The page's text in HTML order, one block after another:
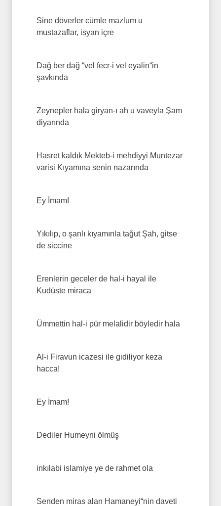
Sine döverler cümle mazlum u
mustazaflar, isyan içre
Dağ ber dağ “vel fecr-i vel eyalin“in
şavkında
Zeynepler hala giryan-ı ah u vaveyla Şam
diyarında
Hasret kaldık Mekteb-i mehdiyyi Muntezar
varisi Kıyamına senin nazarında
Ey İmam!
Yıkılıp, o şanlı kıyamınla tağut Şah, gitse
de siccine
Erenlerin geceler de hal-i hayal ile
Kudüste miraca
Ümmettin hal-i pür melalidir böyledir hala
Al-i Firavun icazesi ile gidiliyor keza
hacca!
Ey İmam!
Dediler Humeyni ölmüş
inkılabi islamiye ye de rahmet ola
Senden miras alan Hamaneyi“nin daveti